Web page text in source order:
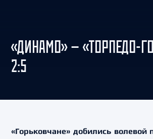
«ДИНАМО» — «ТОРПЕДО-
2:5
«Горьковчане» добились волевой